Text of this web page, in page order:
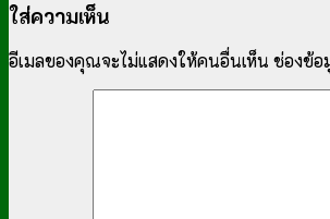
ใส่ความเห็น
อีเมลของคุณจะไม่แสดงให้คนอื่นเห็น ช่องข้อ